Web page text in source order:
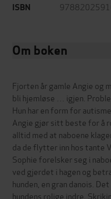
ISBN
Om boken
Fjorten år gamle Angie og
bli hjemløse … igjen.
Hun har en form for
Angie gjør sitt beste for å
alltid med at naboene
da de flytter inn hos tante
Sophie forelsker seg i
ved gjerdet i hagen og
hunden, en gran danois.
hundens rolige indre.